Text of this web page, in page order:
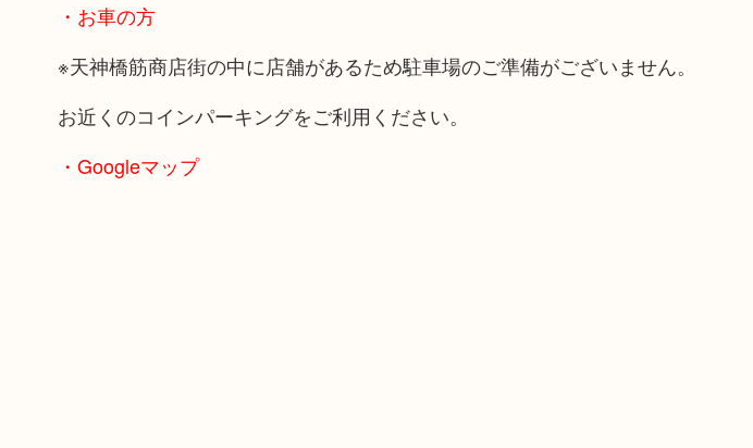
・お車の方
※天神橋筋商店街の中に店舗があるため駐車場のご準備がございません。
お近くのコインパーキングをご利用ください。
・Googleマップ